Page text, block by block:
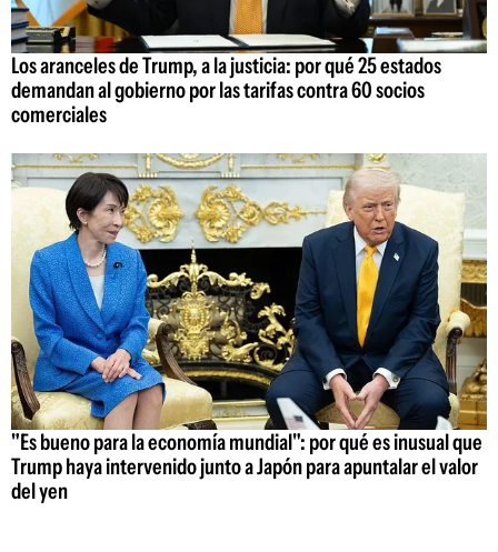
Los aranceles de Trump, a la justicia: por qué 25 estados
demandan al gobierno por las tarifas contra 60 socios
comerciales
"Es bueno para la economía mundial": por qué es inusual que
Trump haya intervenido junto a Japón para apuntalar el valor
del yen